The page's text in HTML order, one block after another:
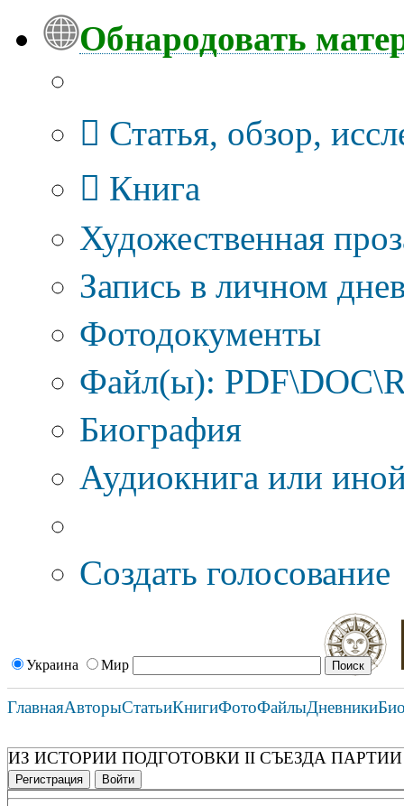
Обнародовать
Статья, обзор,
Книга
Художественная
Запись в личном
Фотодокументы
Файл(ы):
Биография
Аудиокнига или
Создать голосование
Украина Мир
ГлавнаяАвторыСтатьиКнигиФотоФайлыДневники
ИЗ ИСТОРИИ ПОДГОТОВКИ II СЪЕЗДА ПАРТИИ
Регистрация Войти